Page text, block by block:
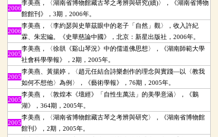
2006
李美燕，〈湖南省博物館藏古琴之考辨與研究(續)〉，《湖南省博物
館館刊》，3期，2006年。
2006
李美燕，〈李約瑟與史華茲眼中的老子「自然」觀〉，收入許紀
霖、朱宏編。《史華慈論中國》，北京：新星出版社，2006年。
2005
李美燕，〈徐谼《谿山琴況》中的儒道佛思想〉，《湖南師範大學
社會科學學報》，2期，2005年。
2005
李美燕、黃揚婷，〈趙元任結合詩樂創作的理念與實踐—以〈教我
如何不想他〉為例〉，《藝術學報》，76期，2005年。
2005
李美燕，〈敦煌本《壇經》「自性生萬法」的美學意涵〉，《鵝
湖》，364期，2005年。
2005
李美燕，〈湖南省博物館藏古琴之考辨與研究〉，《湖南省博物館
館刊》，2期，2005年。